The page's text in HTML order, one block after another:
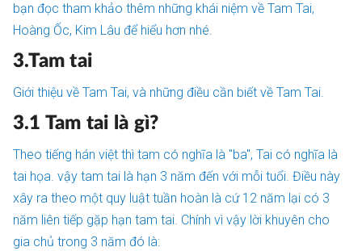
bạn đọc tham khảo thêm những khái niệm về Tam Tai,
Hoàng Ốc, Kim Lâu để hiểu hơn nhé.
3.Tam tai
Giới thiệu về Tam Tai, và những điều cần biết về Tam Tai.
3.1 Tam tai là gì?
Theo tiếng hán việt thì tam có nghĩa là "ba", Tai có nghĩa là
tai họa. vậy tam tai là hạn 3 năm đến với mỗi tuổi. Điều này
xây ra theo một quy luật tuần hoàn là cứ 12 năm lại có 3
năm liên tiếp gặp hạn tam tai. Chính vì vậy lời khuyên cho
gia chủ trong 3 năm đó là: